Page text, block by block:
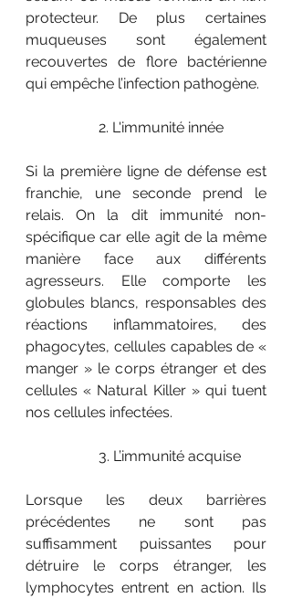
protecteur. De plus certaines
muqueuses sont également
recouvertes de flore bactérienne
qui empêche l’infection pathogène.
		2. L'immunité innée
Si la première ligne de défense est
franchie, une seconde prend le
relais. On la dit immunité non-
spécifique car elle agit de la même
manière face aux différents
agresseurs. Elle comporte les
globules blancs, responsables des
réactions inflammatoires, des
phagocytes, cellules capables de «
manger » le corps étranger et des
cellules « Natural Killer » qui tuent
nos cellules infectées.
		3. L’immunité acquise
Lorsque les deux barrières
précédentes ne sont pas
suffisamment puissantes pour
détruire le corps étranger, les
lymphocytes entrent en action. Ils